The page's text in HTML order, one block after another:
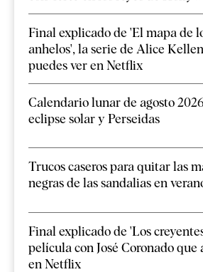
Final explicado de 'El mapa de
anhelos', la serie de Alice
puedes ver en Netflix
Calendario lunar de agosto
eclipse solar y Perseidas
Trucos caseros para quitar las
negras de las sandalias en
Final explicado de 'Los
película con José Coronado que
en Netflix